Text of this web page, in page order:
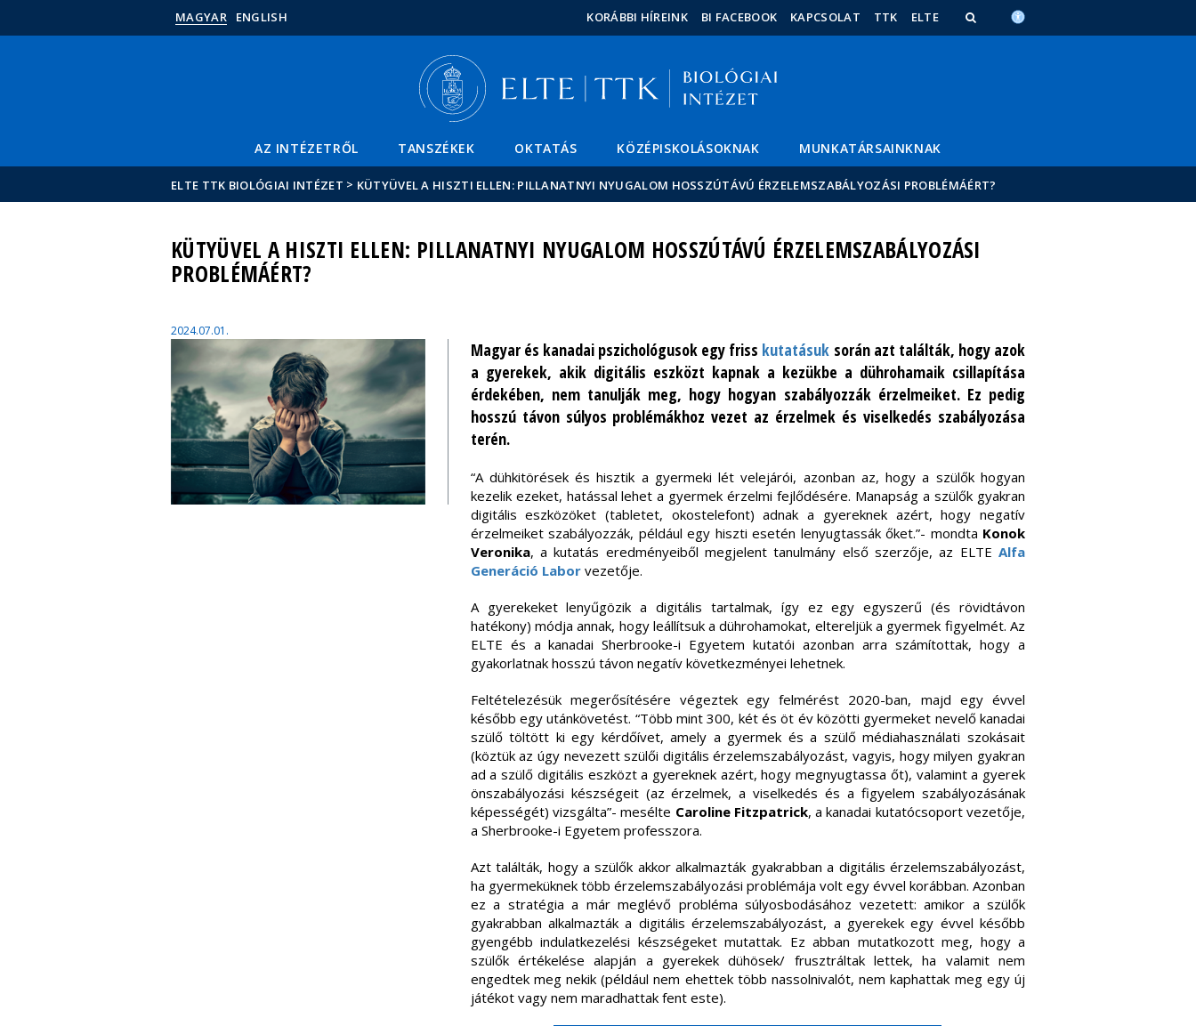
Hírek
Események
ELTE a
MAGYAR ENGLISH KORÁBBI HÍREINK BI FACEBOOK KAPCSOLAT TTK ELTE
AZ INTÉZETRŐL TANSZÉKEK OKTATÁS KÖZÉPISKOLÁSOKNAK MUNKATÁRSAINKNAK
ELTE TTK BIOLÓGIAI INTÉZET > KÜTYÜVEL A HISZTI ELLEN: PILLANATNYI NYUGALOM HOSSZÚTÁVÚ ÉRZELEMSZABÁLYOZÁSI PROBLÉMÁÉRT?
KÜTYÜVEL A HISZTI ELLEN: PILLANATNYI NYUGALOM HOSSZÚTÁVÚ ÉRZELEMSZABÁLYOZÁSI
PROBLÉMÁÉRT?
2024.07.01.
Magyar és kanadai pszichológusok egy friss kutatásuk során azt találták, hogy azok
a gyerekek, akik digitális eszközt kapnak a kezükbe a dührohamaik csillapítása
érdekében, nem tanulják meg, hogy hogyan szabályozzák érzelmeiket. Ez pedig
hosszú távon súlyos problémákhoz vezet az érzelmek és viselkedés szabályozása
terén.
“A dühkitörések és hisztik a gyermeki lét velejárói, azonban az, hogy a szülők hogyan
kezelik ezeket, hatással lehet a gyermek érzelmi fejlődésére. Manapság a szülők gyakran
digitális eszközöket (tabletet, okostelefont) adnak a gyereknek azért, hogy negatív
érzelmeiket szabályozzák, például egy hiszti esetén lenyugtassák őket.”- mondta Konok
Veronika, a kutatás eredményeiből megjelent tanulmány első szerzője, az ELTE Alfa
Generáció Laborvezetője.
A gyerekeket lenyűgözik a digitális tartalmak, így ez egy egyszerű (és rövidtávon
hatékony) módja annak, hogy leállítsuk a dührohamokat, eltereljük a gyermek figyelmét. Az
ELTE és a kanadai Sherbrooke-i Egyetem kutatói azonban arra számítottak, hogy a
gyakorlatnak hosszú távon negatív következményei lehetnek.
Feltételezésük megerősítésére végeztek egy felmérést 2020-ban, majd egy évvel
később egy utánkövetést. “Több mint 300, két és öt év közötti gyermeket nevelő kanadai
szülő töltött ki egy kérdőívet, amely a gyermek és a szülő médiahasználati szokásait
(köztük az úgy nevezett szülői digitális érzelemszabályozást, vagyis, hogy milyen gyakran
ad a szülő digitális eszközt a gyereknek azért, hogy megnyugtassa őt), valamint a gyerek
önszabályozási készségeit (az érzelmek, a viselkedés és a figyelem szabályozásának
képességét) vizsgálta”- mesélte Caroline Fitzpatrick, a kanadai kutatócsoport vezetője,
a Sherbrooke-i Egyetem professzora.
Azt találták, hogy a szülők akkor alkalmazták gyakrabban a digitális érzelemszabályozást,
ha gyermeküknek több érzelemszabályozási problémája volt egy évvel korábban. Azonban
ez a stratégia a már meglévő probléma súlyosbodásához vezetett: amikor a szülők
gyakrabban alkalmazták a digitális érzelemszabályozást, a gyerekek egy évvel később
gyengébb indulatkezelési készségeket mutattak. Ez abban mutatkozott meg, hogy a
szülők értékelése alapján a gyerekek dühösek/ frusztráltak lettek, ha valamit nem
engedtek meg nekik (például nem ehettek több nassolnivalót, nem kaphattak meg egy új
játékot vagy nem maradhattak fent este).